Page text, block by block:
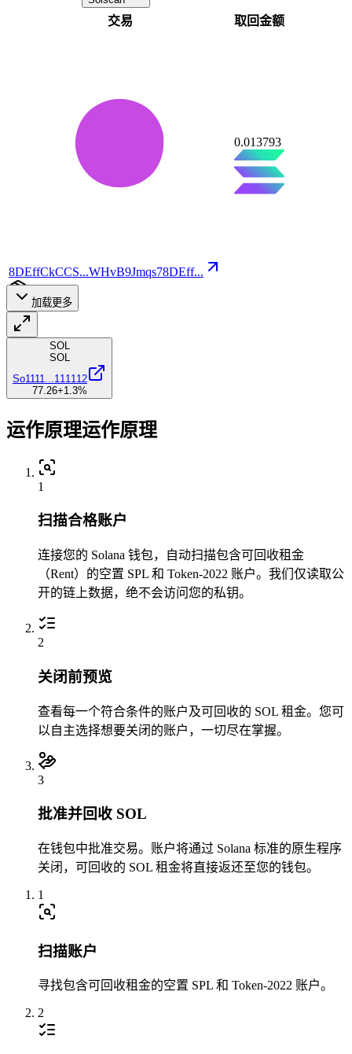
交易 取回金额
8DEffCkCCS...WHvB9Jmqs78DEff...
7
0.013793
42NqKvKVq3...7UvSA3882t
加载更多
SOL
SOL
So1111
111112
77.26+1.3%
运作原理运作原理
1
扫描合格账户
连接您的 Solana 钱包，自动扫描包含可回收租金
（Rent）的空置 SPL 和 Token-2022 账户。我们仅读取公
开的链上数据，绝不会访问您的私钥。
2
关闭前预览
查看每一个符合条件的账户及可回收的 SOL 租金。您可
以自主选择想要关闭的账户，一切尽在掌握。
3
批准并回收 SOL
在钱包中批准交易。账户将通过 Solana 标准的原生程序
关闭，可回收的 SOL 租金将直接返还至您的钱包。
1
扫描账户
寻找包含可回收租金的空置 SPL 和 Token-2022 账户。
2